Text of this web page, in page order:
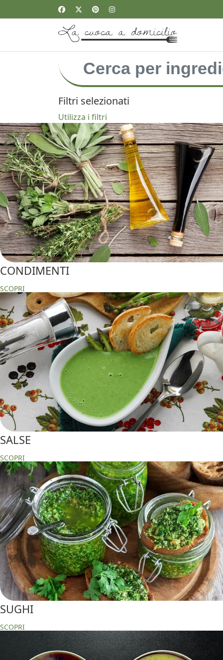
Filtri selezionati
Utilizza i filtri
CONDIMENTI
SCOPRI
SALSE
SCOPRI
SUGHI
SCOPRI